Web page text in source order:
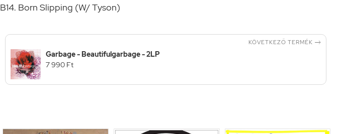
B14. Born Slipping (W/ Tyson)
KÖVETKEZŐ TERMÉK 
Garbage - Beautifulgarbage - 2LP
7 990 Ft